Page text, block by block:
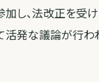
し、法改正を受
発な議論が行わ